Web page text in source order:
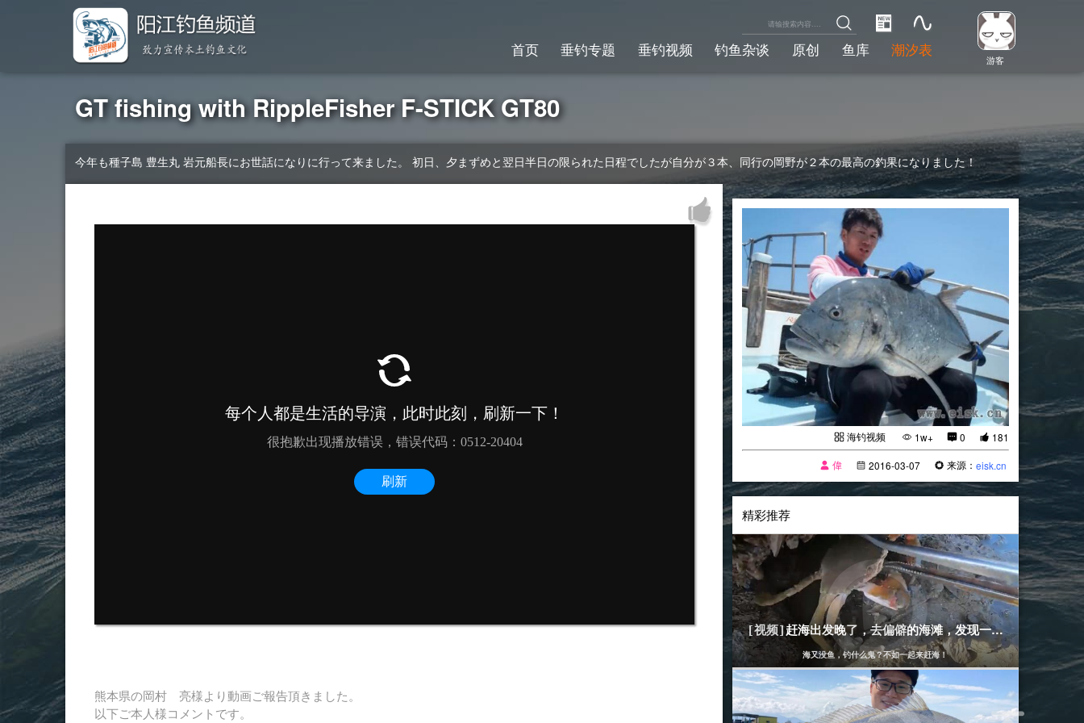
游客
首页 垂钓专题 垂钓视频 钓鱼杂谈 原创 鱼库 潮汐表
GT fishing with RippleFisher F-STICK GT80
今年も種子島 豊生丸 岩元船長にお世話になりに行って来ました。 初日、夕まずめと翌日半日の限られた日程でしたが自分が３本、同行の岡野が２本の最高­の釣果になりました！
熊本県の岡村 亮様より動画ご報告頂きました。
以下ご本人様コメントです。
海钓视频 1w+ 0
181
偉
2016-03-07 来源：eisk.cn
精彩推荐
[海钓视频]
2019-07-10
[视频]赶海出发晚了，去偏僻的海滩，发现一条鲨鱼
海又没鱼，钓什么鬼？不如一起来赶海！
[海钓视频]